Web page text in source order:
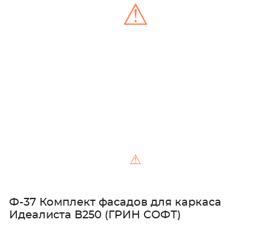
⚠
⚠
Ф-37 Комплект фасадов для каркаса
Идеалиста В250 (ГРИН СОФТ)